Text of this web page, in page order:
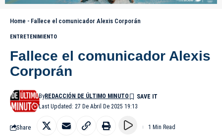
Home - Fallece el comunicador Alexis Corporán
ENTRETENIMIENTO
Fallece el comunicador Alexis
Corporán
Last Updated: 27 De Abril De 2025 19:13
ByREDACCIÓN DE ÚLTIMO MINUTO
Share 1 Min Read